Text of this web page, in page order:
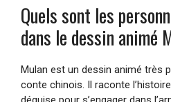
Quels sont les
dans le dessin animé
Mulan est un dessin animé très
conte chinois. Il raconte